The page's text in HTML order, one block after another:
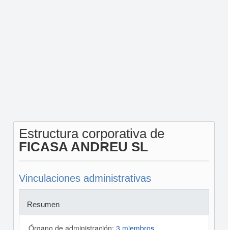
Estructura corporativa de
FICASA ANDREU SL
Vinculaciones administrativas
Resumen
Órgano de administración: 3 miembros